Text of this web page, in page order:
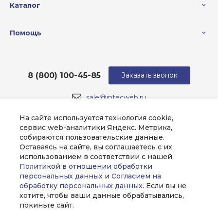
На сайте используется технология cookie,
сервис web-аналитики Яндекс. Метрика,
собираются пользовательские данные.
Оставаясь на сайте, вы соглашаетесь с их
использованием в соответствии с нашей
Политикой в отношении обработки
персональных данных и Согласием на
обработку персональных данных. Если вы не
хотите, чтобы ваши данные обрабатывались,
покиньте сайт.
Каталог
Помощь
sale@intecweb.ru
8 (800) 100-45-85
г. Москва, ул. Люсиновская, д. 39
Заказать звонок